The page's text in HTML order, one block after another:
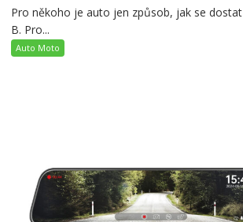
Pro někoho je auto jen způsob, jak se
B. Pro...
Auto Moto